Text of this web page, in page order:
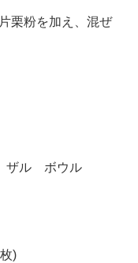
栗粉を加え、混ぜ
ザル ボウル
)